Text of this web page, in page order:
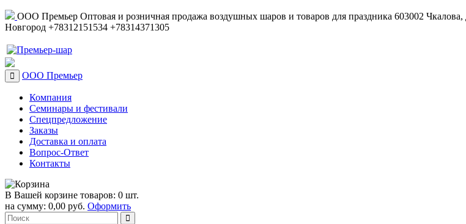
ООО Премьер Оптовая и розничная продажа воздушных шаров и товаров для праздника 603002 Чкалова,
Новгород +78312151534 +78314371305
ООО Премьер
Компания
Семинары и фестивали
Спецпредложение
Заказы
Доставка и оплата
Вопрос-Ответ
Контакты
В Вашей корзине товаров: 0 шт.
на сумму: 0,00 руб. Оформить